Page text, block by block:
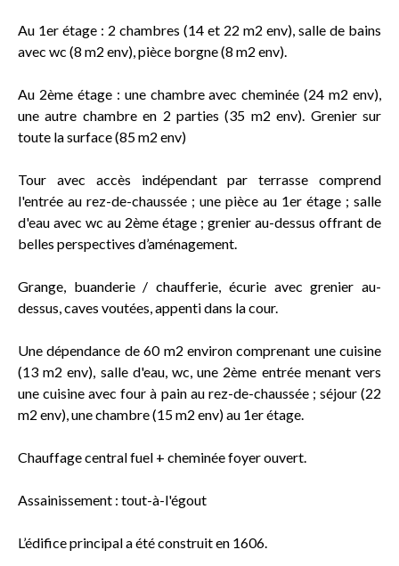
Au 1er étage : 2 chambres (14 et 22 m2 env), salle de bains
avec wc (8 m2 env), pièce borgne (8 m2 env).
Au 2ème étage : une chambre avec cheminée (24 m2 env),
une autre chambre en 2 parties (35 m2 env). Grenier sur
toute la surface (85 m2 env)
Tour avec accès indépendant par terrasse comprend
l'entrée au rez-de-chaussée ; une pièce au 1er étage ; salle
d'eau avec wc au 2ème étage ; grenier au-dessus offrant de
belles perspectives d’aménagement.
Grange, buanderie / chaufferie, écurie avec grenier au-
dessus, caves voutées, appenti dans la cour.
Une dépendance de 60 m2 environ comprenant une cuisine
(13 m2 env), salle d'eau, wc, une 2ème entrée menant vers
une cuisine avec four à pain au rez-de-chaussée ; séjour (22
m2 env), une chambre (15 m2 env) au 1er étage.
Chauffage central fuel + cheminée foyer ouvert.
Assainissement : tout-à-l'égout
L’édifice principal a été construit en 1606.